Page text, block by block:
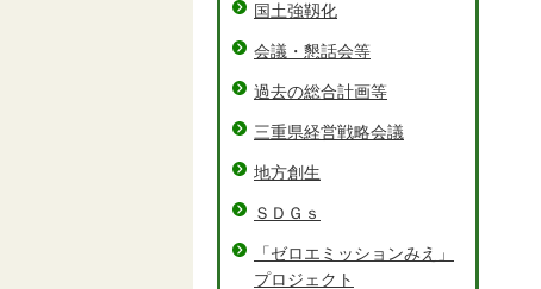
国土強靱化
会議・懇話会等
過去の総合計画等
三重県経営戦略会議
地方創生
ＳＤＧｓ
「ゼロエミッションみえ」
プロジェクト